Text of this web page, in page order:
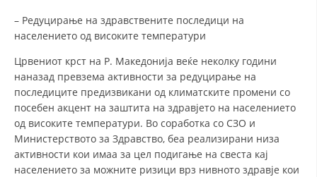
– Редуцирање на здравствените последици на
населението од високите температури
Црвениот крст на Р. Македонија веќе неколку години
наназад превзема активности за редуцирање на
последиците предизвикани од климатските промени со
посебен акцент на заштита на здравјето на населението
од високите температури. Во соработка со СЗО и
Министерството за Здравство, беа реализирани низа
активности кои имаа за цел подигање на свеста кај
населението за можните ризици врз нивното здравје кои